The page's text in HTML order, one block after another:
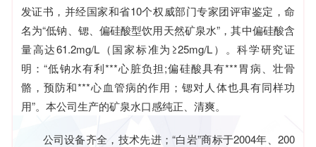
发证书，并经国家和省10个权威部门专家团评审鉴定，命
名为“低钠、锶、偏硅酸型饮用天然矿泉水”，其中偏硅酸含
量高达61.2mg/L（国家标准为≥25mg/L）。科学研究证
明：“低钠水有利***心脏负担;偏硅酸具有***胃病、壮骨
骼，预防和***心血管病的作用；锶对人体也具有同样功
用”。本公司生产的矿泉水口感纯正、清爽。
公司设备齐全，技术先进；“白岩”商标于2004年、200